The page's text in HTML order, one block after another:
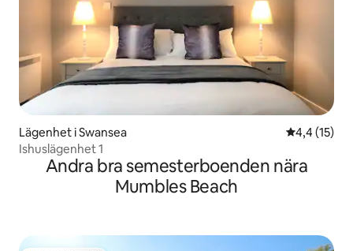
Lägenhet i Swansea 4,4 av 5 i
4,4 (15)
Ishuslägenhet 1
Andra bra semesterboenden nära
Mumbles Beach